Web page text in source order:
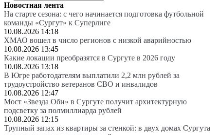
Новостная лента
На старте сезона: с чего начинается подготовка футбольной
команды «Сургут» к Суперлиге
10.08.2026 14:18
ХМАО вошел в число регионов с низкой аварийностью
10.08.2026 13:45
Какие локации преобразятся в Сургуте в 2026 году
10.08.2026 13:18
В Югре работодателям выплатили 2,2 млн рублей за
трудоустройство ветеранов СВО и инвалидов
10.08.2026 12:47
Мост «Звезда Оби» в Сургуте получит архитектурную
подсветку за полмиллиарда рублей
10.08.2026 12:15
Трупный запах из квартиры за стенкой: в двух домах Сургута